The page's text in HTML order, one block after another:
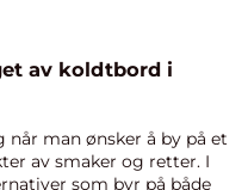
av koldtbord i
man ønsker å by på et
av smaker og retter. I
som byr på både